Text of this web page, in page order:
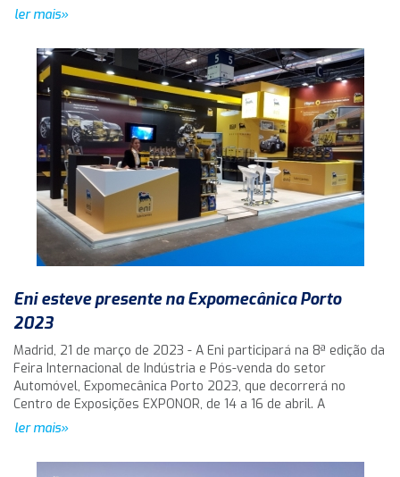
ler mais»
Eni esteve presente na Expomecânica Porto
2023
Madrid, 21 de março de 2023 - A Eni participará na 8ª edição da
Feira Internacional de Indústria e Pós-venda do setor
Automóvel, Expomecânica Porto 2023, que decorrerá no
Centro de Exposições EXPONOR, de 14 a 16 de abril. A
ler mais»